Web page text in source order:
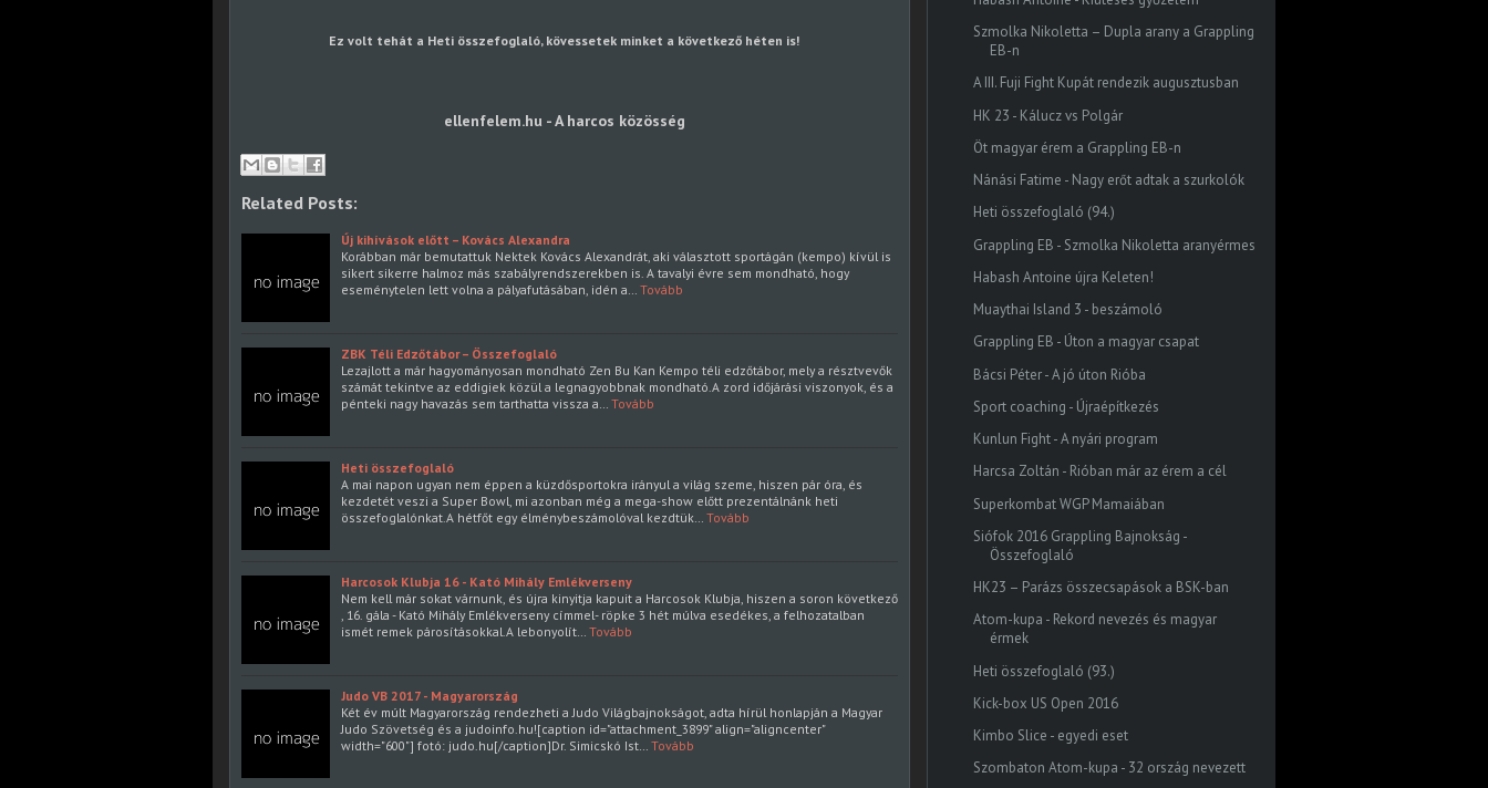
Ez volt tehát a Heti összefoglaló, kövessetek minket a következő héten is!
ellenfelem.hu - A harcos közösség
Related Posts:
Új kihívások előtt – Kovács Alexandra
Korábban már bemutattuk Nektek Kovács Alexandrát, aki választott sportágán (kempo) kívül is
sikert sikerre halmoz más szabályrendszerekben is. A tavalyi évre sem mondható, hogy
eseménytelen lett volna a pályafutásában, idén a…
Tovább
ZBK Téli Edzőtábor – Összefoglaló
Lezajlott a már hagyományosan mondható Zen Bu Kan Kempo téli edzőtábor, mely a résztvevők
számát tekintve az eddigiek közül a legnagyobbnak mondható.A zord időjárási viszonyok, és a
pénteki nagy havazás sem tarthatta vissza a…
Tovább
Heti összefoglaló
A mai napon ugyan nem éppen a küzdősportokra irányul a világ szeme, hiszen pár óra, és
kezdetét veszi a Super Bowl, mi azonban még a mega-show előtt prezentálnánk heti
összefoglalónkat.A hétfőt egy élménybeszámolóval kezdtük…
Tovább
Harcosok Klubja 16 - Kató Mihály Emlékverseny
Nem kell már sokat várnunk, és újra kinyitja kapuit a Harcosok Klubja, hiszen a soron következő
, 16. gála - Kató Mihály Emlékverseny címmel- röpke 3 hét múlva esedékes, a felhozatalban
ismét remek párosításokkal.A lebonyolít…
Tovább
Judo VB 2017 - Magyarország
Két év múlt Magyarország rendezheti a Judo Világbajnokságot, adta hírül honlapján a Magyar
Judo Szövetség és a judoinfo.hu![caption id="attachment_3899" align="aligncenter"
width="600"] fotó: judo.hu[/caption]Dr. Simicskó Ist…
Tovább
Szmolka Nikoletta – Dupla arany a Grappling
EB-n
A III. Fuji Fight Kupát rendezik augusztusban
HK 23 - Kálucz vs Polgár
Öt magyar érem a Grappling EB-n
Nánási Fatime - Nagy erőt adtak a szurkolók
Heti összefoglaló (94.)
Grappling EB - Szmolka Nikoletta aranyérmes
Habash Antoine újra Keleten!
Muaythai Island 3 - beszámoló
Grappling EB - Úton a magyar csapat
Bácsi Péter - A jó úton Rióba
Sport coaching - Újraépítkezés
Kunlun Fight - A nyári program
Harcsa Zoltán - Rióban már az érem a cél
Superkombat WGP Mamaiában
Siófok 2016 Grappling Bajnokság -
Összefoglaló
HK23 – Parázs összecsapások a BSK-ban
Atom-kupa - Rekord nevezés és magyar
érmek
Heti összefoglaló (93.)
Kick-box US Open 2016
Kimbo Slice - egyedi eset
Szombaton Atom-kupa - 32 ország nevezett